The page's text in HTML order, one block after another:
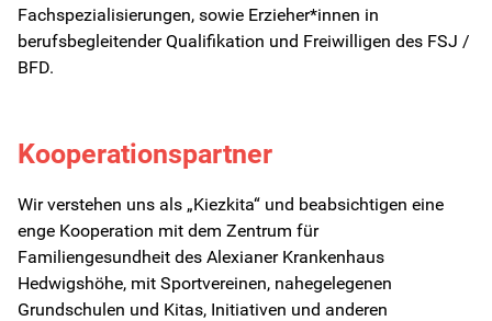
HzE
Über uns
Karriere
Kontakt
Fachspezialisierungen, sowie Erzieher*innen in
berufsbegleitender Qualifikation und Freiwilligen des FSJ /
BFD.
Kooperationspartner
Wir verstehen uns als „Kiezkita“ und beabsichtigen eine
enge Kooperation mit dem Zentrum für
Familiengesundheit des Alexianer Krankenhaus
Hedwigshöhe, mit Sportvereinen, nahegelegenen
Grundschulen und Kitas, Initiativen und anderen